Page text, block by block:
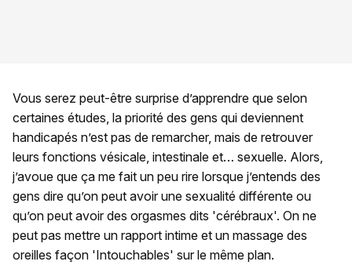
Vous serez peut-être surprise d’apprendre que selon
certaines études, la priorité des gens qui deviennent
handicapés n’est pas de remarcher, mais de retrouver
leurs fonctions vésicale, intestinale et… sexuelle. Alors,
j’avoue que ça me fait un peu rire lorsque j’entends des
gens dire qu’on peut avoir une sexualité différente ou
qu’on peut avoir des orgasmes dits 'cérébraux'. On ne
peut pas mettre un rapport intime et un massage des
oreilles façon 'Intouchables' sur le même plan.